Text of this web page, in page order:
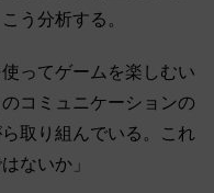
う分析する。
ってゲームを楽しむい
コミュニケーションの
取り組んでいる。これ
ないか」